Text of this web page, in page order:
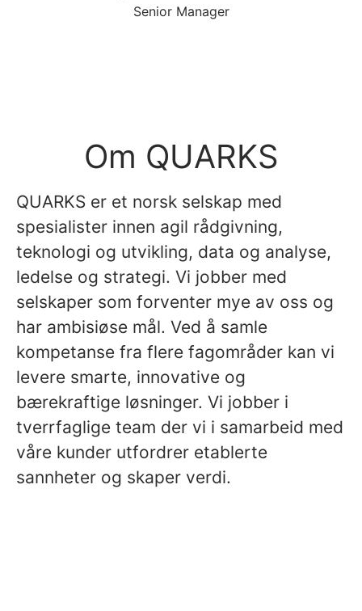
Senior Manager
Om QUARKS
QUARKS er et norsk selskap med
spesialister innen agil rådgivning,
teknologi og utvikling, data og analyse,
ledelse og strategi. Vi jobber med
selskaper som forventer mye av oss og
har ambisiøse mål. Ved å samle
kompetanse fra flere fagområder kan vi
levere smarte, innovative og
bærekraftige løsninger. Vi jobber i
tverrfaglige team der vi i samarbeid med
våre kunder utfordrer etablerte
sannheter og skaper verdi.